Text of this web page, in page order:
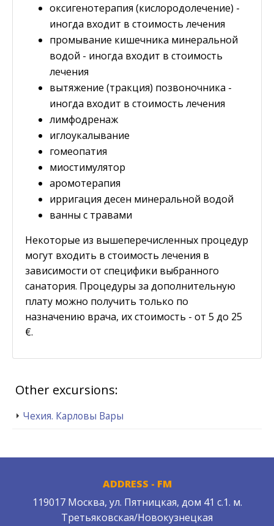
оксигенотерапия (кислородолечение) -
иногда входит в стоимость лечения
промывание кишечника минеральной
водой - иногда входит в стоимость
лечения
вытяжение (тракция) позвоночника -
иногда входит в стоимость лечения
лимфодренаж
иглоукалывание
гомеопатия
миостимулятор
аромотерапия
ирригация десен минеральной водой
ванны с травами
Некоторые из вышеперечисленных процедур
могут входить в стоимость лечения в
зависимости от специфики выбранного
санатория. Процедуры за дополнительную
плату можно получить только по
назначению врача, их стоимость - от 5 до 25
€.
Other excursions:
Чехия. Карловы Вары
ADDRESS - FM
119017 Москва, ул. Пятницкая, дом 41 с.1. м.
Третьяковская/Новокузнецкая